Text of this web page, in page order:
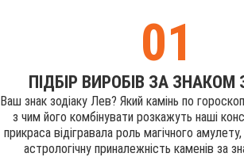
01
ПІДБІР ВИРОБІВ ЗА ЗНАКОМ
Ваш знак зодіаку Лев? Який камінь по
з чим його комбінувати розкажуть наші
прикраса відігравала роль магічного
астрологічну приналежність каменів за